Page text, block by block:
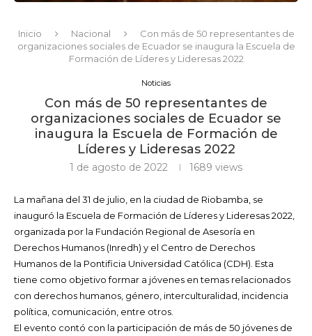
Inicio Nacional
Con más de 50 representantes de
organizaciones sociales de Ecuador se inaugura la Escuela de
Formación de Líderes y Lideresas 2022
Noticias
Con más de 50 representantes de
organizaciones sociales de Ecuador se
inaugura la Escuela de Formación de
Líderes y Lideresas 2022
1 de agosto de 2022 1689 views
La mañana del 31 de julio, en la ciudad de Riobamba, se
inauguró la Escuela de Formación de Líderes y Lideresas 2022,
organizada por la Fundación Regional de Asesoría en
Derechos Humanos (Inredh) y el Centro de Derechos
Humanos de la Pontificia Universidad Católica (CDH). Esta
tiene como objetivo formar a jóvenes en temas relacionados
con derechos humanos, género, interculturalidad, incidencia
política, comunicación, entre otros.
El evento contó con la participación de más de 50 jóvenes de